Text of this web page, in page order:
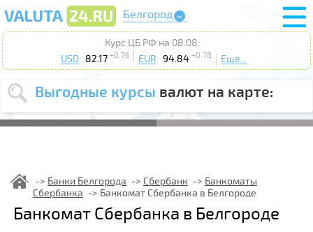
Белгород
Курс ЦБ РФ на 08.08:
USD
82.17 +0.76 EUR 94.84 +0.78 Еще...
Выгодные курсы валют на карте:
Выберите
USD EUR
курс от
Выберите
действие: Продать
Банки Белгорода Сбербанк
Банкоматы
Сбербанка
Банкомат Сбербанка в Белгороде
Банкомат Сбербанка в Белгороде